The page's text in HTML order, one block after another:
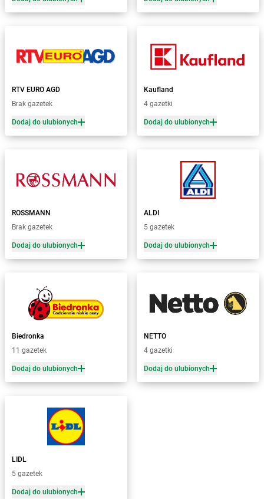
Żabka Bieżuń
Żabka Bilcza
Żabka Biórków Mały
Żabka Biskupice
Żabka Biskupów
Żabka Blachownia
Żabka Błażejewo
Żabka Blok Dobryszyce
Żabka Błonie
Żabka Bobolin
Żabka Bobowa
Żabka Bobrek
Żabka Bobrowniki
Bodzechów
Żabka Bodzentyn
Żabka Bogatki
Żabka
Bogatynia
Żabka
Bogdaniec
Żabka Boguchwała
Żabka Boguchwałowice
Boguszyce
Bohater
Bojano
Żabka
Żabka Bolechowo
Żabka Bolęcin
RTV EURO AGD
Brak gazetek
Dodaj do ulubionych
Kaufland
4 gazetki
Dodaj do ulubionych
ROSSMANN
Brak gazetek
Dodaj do ulubionych
ALDI
5 gazetek
Dodaj do ulubionych
Biedronka
11 gazetek
Dodaj do ulubionych
NETTO
4 gazetki
Dodaj do ulubionych
LIDL
5 gazetek
Dodaj do ulubionych